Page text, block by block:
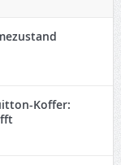
Koffer: